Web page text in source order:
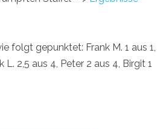
folgt gepunktet: Frank M. 1 aus 1,
L. 2,5 aus 4, Peter 2 aus 4, Birgit 1